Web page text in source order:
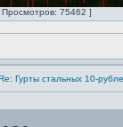
Просмотров: 75462 ]
Гурты стальных 10-